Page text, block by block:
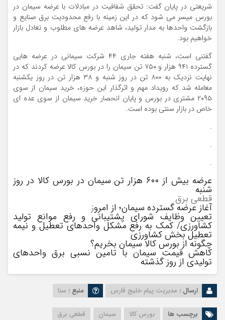
شریعتی در پایان گفت: تحقق شفافیت در مبادلات با عرضه سیمان در
بورس میسر می شود که در این زمینه با رفع محدودیت برق صنایع و
بازگشت واحدها به مدار تولید، شاهد عرضه های مطلوب و تعادل بازار
خواهیم بود.
گفتنی است، شنبه هفته جاری ۴۴ شرکت سیمانی در عرضه هایی
گسترده ۹۴۱ هزار و ۷۵۰ تن سیمان را در بورس کالا عرضه کردند که در
نهایت نزدیک به ۸۰۰ تن در روز شنبه و ۳۸ هزار تن در روز یکشنبه
معامله شد که رویداد مهم و اثرگذار این حوزه، خرید سیمان از سوی
۲۰۹۵ مشتری در بورس و پایان انحصار خرید سیمان از سوی عده ای
خاص در بازار سنتی بوده است.
.
.
.
عرضه بیش از ۶۰۰ هزار تن سیمان در بورس کالا در روز
شنبه
قطعی برق
آغاز عرضه گسترده سیمان؛ از امروز
تعیین وظایف شورای پشتیبانی و رفع موانع تولید
کشاورزی/ کمک به رفع مشکل واحدهای تعطیل و نیمه
تعطیل بخش کشاورزی
چگونه از بورس کالا سیمان بخریم؟
کاهش قیمت سیمان با تامین نسبی برق واحدهای
تولیدی از روز گذشته
ارسال : مدیریت پیام خلیج فارس منبع : سنا
برچسب ها بورس کالا سیمان قطعی برق